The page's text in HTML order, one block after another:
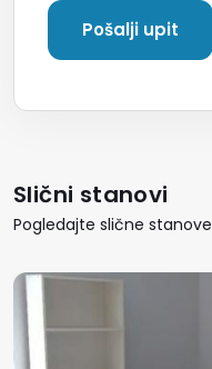
Slični stanovi
Pogledajte slične stanove